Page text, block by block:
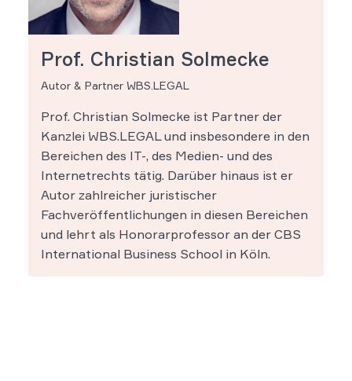
Prof. Christian Solmecke
Autor & Partner WBS.LEGAL
Prof. Christian Solmecke ist Partner der
Kanzlei WBS.LEGAL und insbesondere in den
Bereichen des IT-, des Medien- und des
Internetrechts tätig. Darüber hinaus ist er
Autor zahlreicher juristischer
Fachveröffentlichungen in diesen Bereichen
und lehrt als Honorarprofessor an der CBS
International Business School in Köln.